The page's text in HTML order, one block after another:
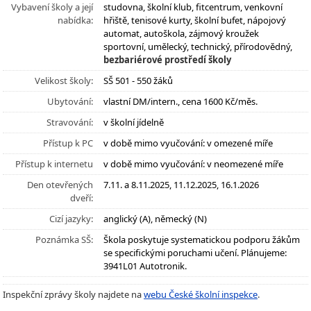
Vybavení školy a její
nabídka:
studovna, školní klub, fitcentrum, venkovní
hřiště, tenisové kurty, školní bufet, nápojový
automat, autoškola, zájmový kroužek
sportovní, umělecký, technický, přírodovědný,
bezbariérové prostředí školy
Velikost školy:
SŠ 501 - 550 žáků
Ubytování:
vlastní DM/intern., cena 1600 Kč/měs.
Stravování:
v školní jídelně
Přístup k PC
v době mimo vyučování: v omezené míře
Přístup k internetu
v době mimo vyučování: v neomezené míře
Den otevřených
dveří:
7.11. a 8.11.2025, 11.12.2025, 16.1.2026
Cizí jazyky:
anglický (A), německý (N)
Poznámka SŠ:
Škola poskytuje systematickou podporu žákům
se specifickými poruchami učení. Plánujeme:
3941L01 Autotronik.
Inspekční zprávy školy najdete nawebu České školní inspekce.